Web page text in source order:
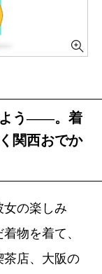
よう――。着
関西おでか
女の楽しみ
物を着て、
店、大阪の